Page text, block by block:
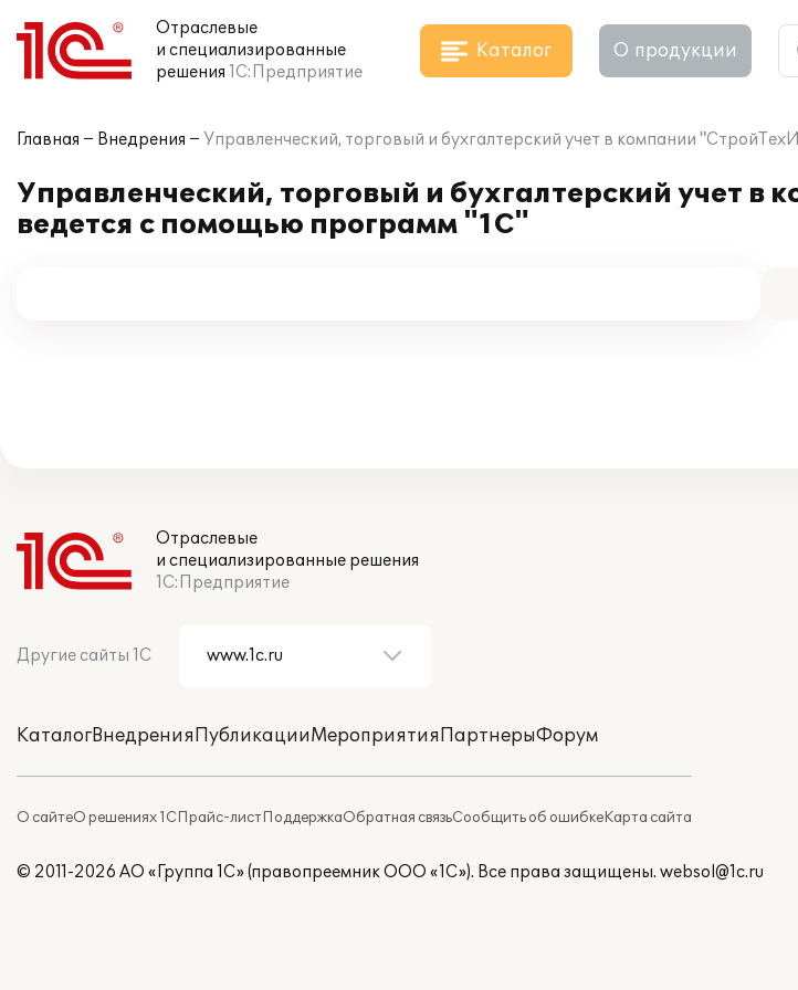
Отраслевые
и специализированные
решения 1С:Предприятие
Каталог О продукции
Главная Внедрения Управленческий, торговый и бухгалтерский учет в компании
Управленческий, торговый и бухгалтерский учет
ведется с помощью программ "1С"
Отраслевые
и специализированные решения
1С:Предприятие
Другие сайты 1С
КаталогВнедренияПубликацииМероприятияПартнерыФорум
О сайтеО решениях 1СПрайс-листПоддержкаОбратная связьСообщить об ошибкеКарта сайта
© 2011-2026 АО «Группа 1С» (правопреемник ООО «1С»). Все права защищены. websol@1c.ru